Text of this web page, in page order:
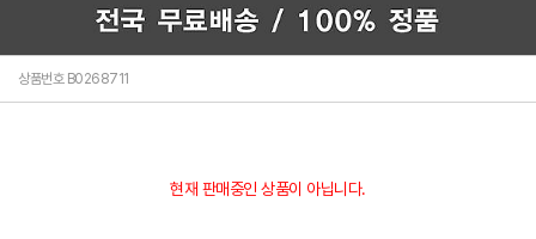
상품번호 B0268711
현재 판매중인 상품이 아닙니다.